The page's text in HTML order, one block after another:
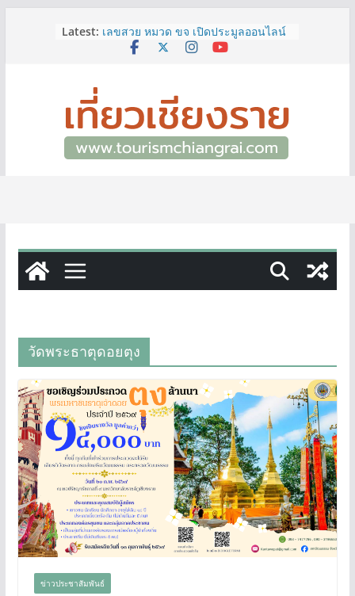
Latest: เชียงรายหน้าฝน ให้ชุ่มฉ่ำหัวใจไปกับ
“Feel All the Feelings” เที่ยวให้สนุก
เลขสวย หมวด ขจ เปิดประมูลออนไลน์
แล้ววันนี้ เลขเด่น เลขมงคล ความหมาย
ดีมีให้เลือกหลากหลายทั้ง 301 หมายเลข
3 พิกัด ที่เที่ยวชมงานเทศกาลโล้ชิงช้า
จ.เชียงราย ที่ไม่ควรพลาด!
ศิลปะมีชีวิต หนุนเศรษฐกิจสร้างสรรค์
วัดพระธาตุดอยตุง
ข่าวประชาสัมพันธ์